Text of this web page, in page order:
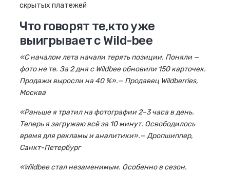
скрытых платежей
Что говорят те,кто уже
выигрывает с Wild-bee
«С началом лета начали терять позиции. Поняли —
фото не те. За 2 дня с Wildbee обновили 150 карточек.
Продажи выросли на 40 %».— Продавец Wildberries,
Москва
«Раньше я тратил на фотографии 2–3 часа в день.
Теперь я загружаю всё за 10 минут. Освободилось
время для рекламы и аналитики».— Дропшиппер,
Санкт-Петербург
«Wildbee стал незаменимым. Особенно в сезон.